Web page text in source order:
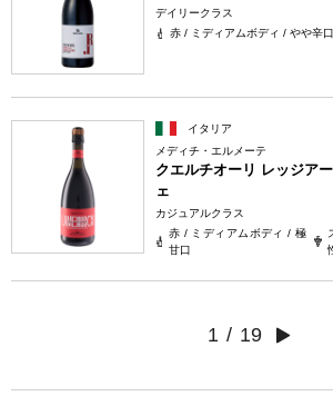
デイリークラス
赤 / ミディアムボディ / やや辛口
イタリア
メディチ・エルメーテ
クエルチオーリ レッジア
ェ
カジュアルクラス
赤 / ミディアムボディ / 極
甘口
1 / 19